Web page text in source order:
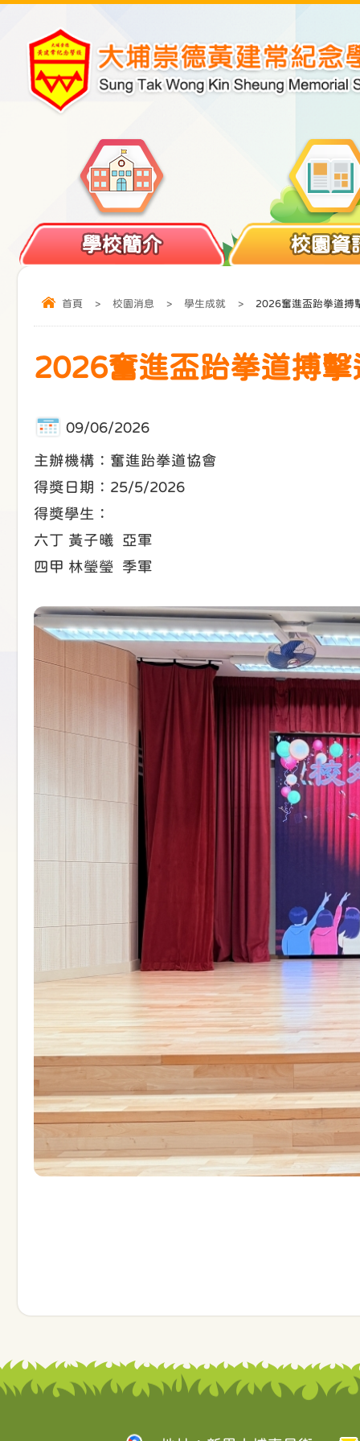
學校簡介 校園資
首頁 > 校園消息 > 學生成就 > 2026奮進盃跆拳道搏
2026奮進盃跆拳道搏擊
09/06/2026
主辦機構：奮進跆拳道協會
得獎日期：25/5/2026
得獎學生：
六丁 黃子曦 亞軍
四甲 林瑩瑩 季軍